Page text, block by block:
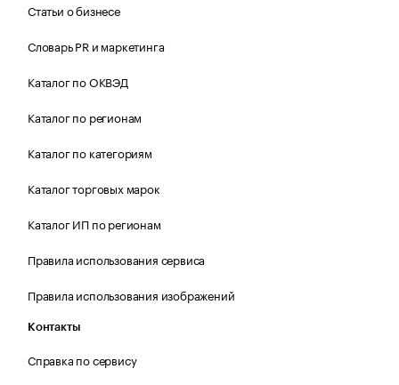
Статьи о бизнесе
Словарь PR и маркетинга
Каталог по ОКВЭД
Каталог по регионам
Каталог по категориям
Каталог торговых марок
Каталог ИП по регионам
Правила использования сервиса
Правила использования изображений
Контакты
Справка по сервису